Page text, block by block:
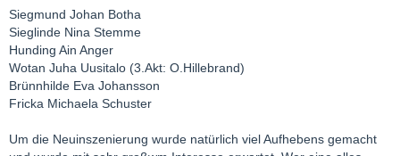
Siegmund Johan Botha
Sieglinde Nina Stemme
Hunding Ain Anger
Wotan Juha Uusitalo (3.Akt: O.Hillebrand)
Brünnhilde Eva Johansson
Fricka Michaela Schuster
Um die Neuinszenierung wurde natürlich viel Aufhebens gemacht